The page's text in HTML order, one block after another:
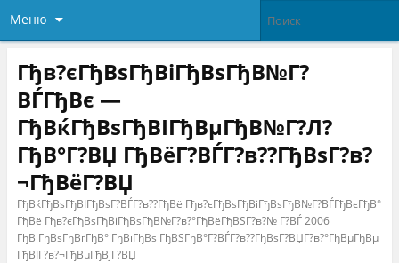
Меню
Гђв?єГђВѕГђВіГђВѕГђВ№Г?
ВЃГђВє —
ГђВќГђВѕГђВІГђВµГђВ№Г?Л?
ГђВ°Г?ВЏ ГђВёГ?ВЃГ?в??ГђВѕГ?в?
¬ГђВёГ?ВЏ
ГђВќГђВѕГђВІГђВѕГ?ВЃГ?в??ГђВё Гђв?єГђВѕГђВіГђВѕГђВ№Г?ВЃГђВєГђВ°
ГђВё Гђв?єГђВѕГђВіГђВѕГђВ№Г?в?°ГђВёГђВЅГ?в?№ Г?ВЃ 2006
ГђВіГђВѕГђВґГђВ° ГђВїГђВѕ ГђВЅГђВ°Г?ВЃГ?в??ГђВѕГ?ВЏГ?в?°ГђВµГђВµ
ГђВІГ?в?¬ГђВµГђВјГ?ВЏ